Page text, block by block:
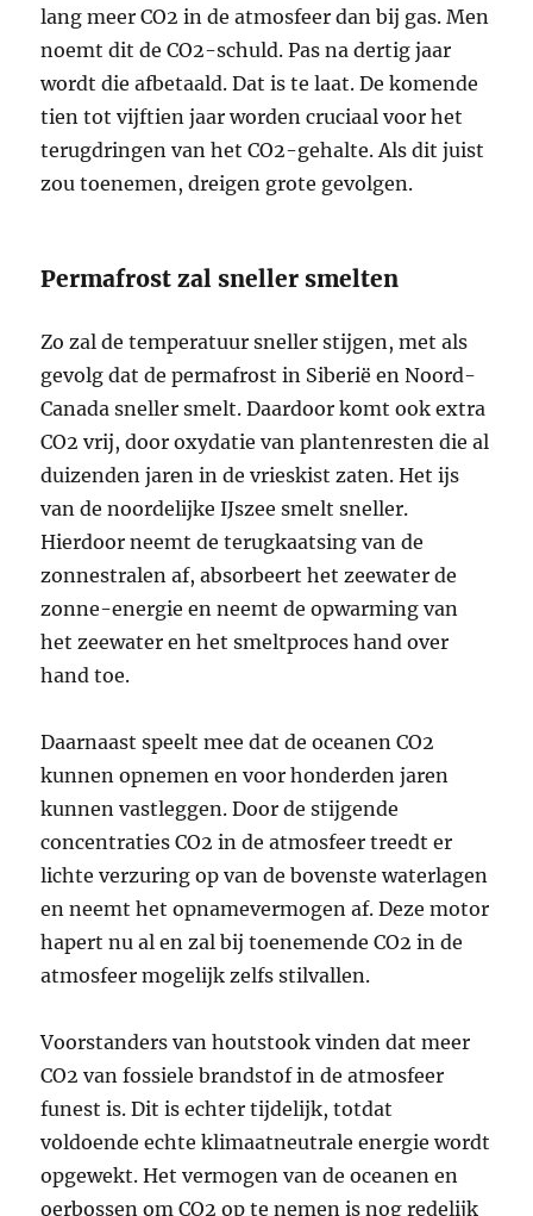
lang meer CO2 in de atmosfeer dan bij gas. Men
noemt dit de CO2-schuld. Pas na dertig jaar
wordt die afbetaald. Dat is te laat. De komende
tien tot vijftien jaar worden cruciaal voor het
terugdringen van het CO2-gehalte. Als dit juist
zou toenemen, dreigen grote gevolgen.
Permafrost zal sneller smelten
Zo zal de temperatuur sneller stijgen, met als
gevolg dat de permafrost in Siberië en Noord-
Canada sneller smelt. Daardoor komt ook ­­­­extra
CO2 vrij, door oxydatie van plantenresten die al
duizenden jaren in de vrieskist zaten. Het ijs
van de noordelijke IJszee smelt sneller.
Hierdoor neemt de terugkaatsing van de
zonnestralen af, absorbeert het zeewater de
zonne-energie en neemt de opwarming van
het zeewater en het smeltproces hand over
hand toe.
Daarnaast speelt mee dat de oceanen CO2
kunnen opnemen en voor honderden jaren
kunnen vastleggen. Door de stijgende
concentraties CO2 in de atmosfeer treedt er
lichte verzuring op van de bovenste waterlagen
en neemt het opnamevermogen af. Deze motor
hapert nu al en zal bij toenemende CO2 in de
atmosfeer mogelijk zelfs stilvallen.
Voorstanders van houtstook vinden dat meer
CO2 van fossiele brandstof in de atmosfeer
funest is. Dit is echter tijdelijk, totdat
voldoende echte klimaatneutrale energie wordt
opgewekt. Het vermogen van de oceanen en
oerbossen om CO2 op te nemen is nog redelijk